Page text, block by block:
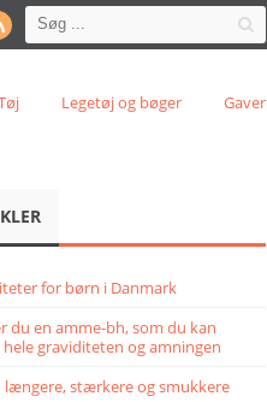
Legetøj og bøger Gaver
for børn i Danmark
du en amme-bh, som du kan
graviditeten og amningen
længere, stærkere og smukkere